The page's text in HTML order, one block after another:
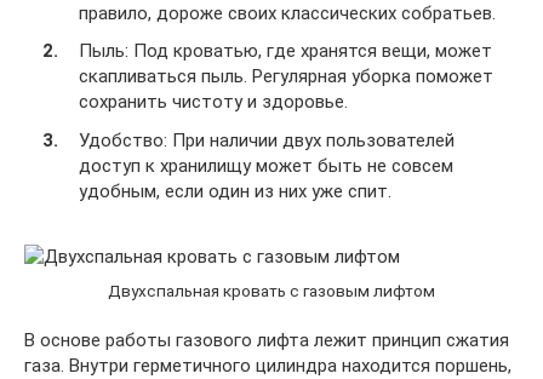
правило, дороже своих классических собратьев.
Пыль: Под кроватью, где хранятся вещи, может
скапливаться пыль. Регулярная уборка поможет
сохранить чистоту и здоровье.
Удобство: При наличии двух пользователей
доступ к хранилищу может быть не совсем
удобным, если один из них уже спит.
Двухспальная кровать с газовым лифтом
В основе работы газового лифта лежит принцип сжатия
газа. Внутри герметичного цилиндра находится поршень,